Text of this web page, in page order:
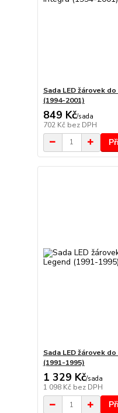
Sada LED žárovek
(1994-2001)
849 Kč/sada
702 Kč bez DPH
Sada LED žárovek
(1991-1995)
1 329 Kč/sada
1 098 Kč bez DPH